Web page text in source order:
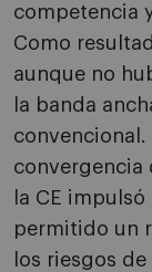
competencia
Como
aunque no
la banda
convergencia
la CE
permitido un
los riesgos